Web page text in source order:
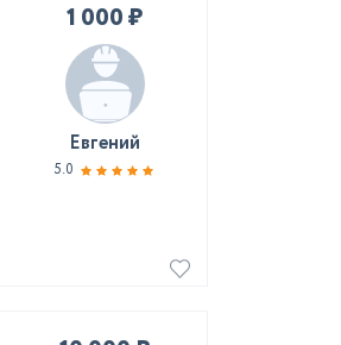
1 000 ₽
Евгений
5.0